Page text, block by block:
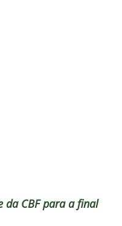
da CBF para a final